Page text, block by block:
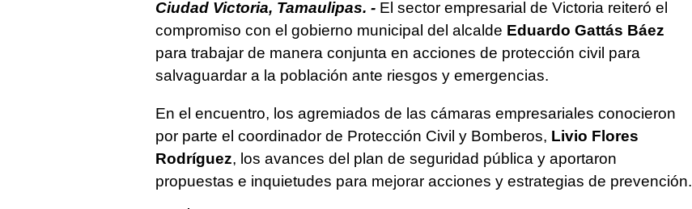
Ciudad Victoria, Tamaulipas. - El sector empresarial de Victoria reiteró el
compromiso con el gobierno municipal del alcalde Eduardo Gattás Báez
para trabajar de manera conjunta en acciones de protección civil para
salvaguardar a la población ante riesgos y emergencias.
En el encuentro, los agremiados de las cámaras empresariales conocieron
por parte el coordinador de Protección Civil y Bomberos, Livio Flores
Rodríguez, los avances del plan de seguridad pública y aportaron
propuestas e inquietudes para mejorar acciones y estrategias de prevención.